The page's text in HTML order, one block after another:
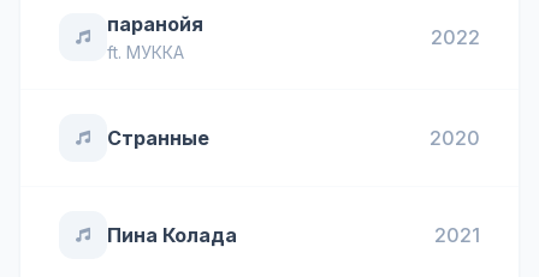
паранойя
ft. МУККА
2022
Странные 2020
Пина Колада 2021